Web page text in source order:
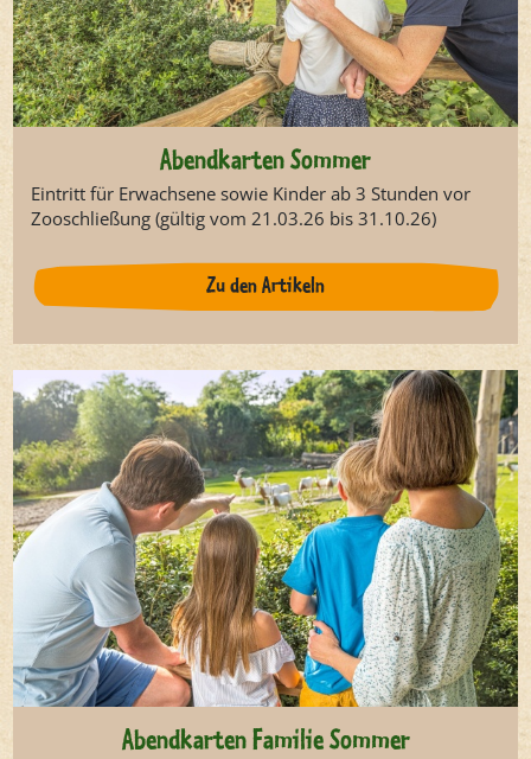
Abendkarten Sommer
Eintritt für Erwachsene sowie Kinder ab 3 Stunden vor
Zooschließung (gültig vom 21.03.26 bis 31.10.26)
Zu den Artikeln
Abendkarten Familie Sommer